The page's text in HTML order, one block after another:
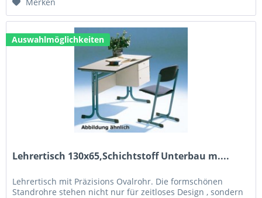
Auswahlmöglichkeiten
Lehrertisch 130x65,Schichtstoff Unterbau m....
Lehrertisch mit Präzisions Ovalrohr. Die formschönen
Standrohre stehen nicht nur für zeitloses Design , sondern